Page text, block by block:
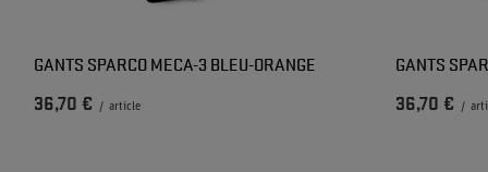
GANTS SPARCO MECA-3 BLEU-ORANGE
36,70 € / article
GANTS
36,70 € /